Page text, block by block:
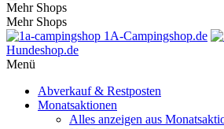
Mehr Shops
Mehr Shops
1A-Campingshop.de
Hundeshop.de
Menü
Abverkauf & Restposten
Monatsaktionen
Alles anzeigen aus